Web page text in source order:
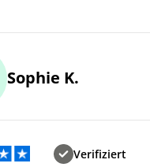
Sophie K.
Verifiziert